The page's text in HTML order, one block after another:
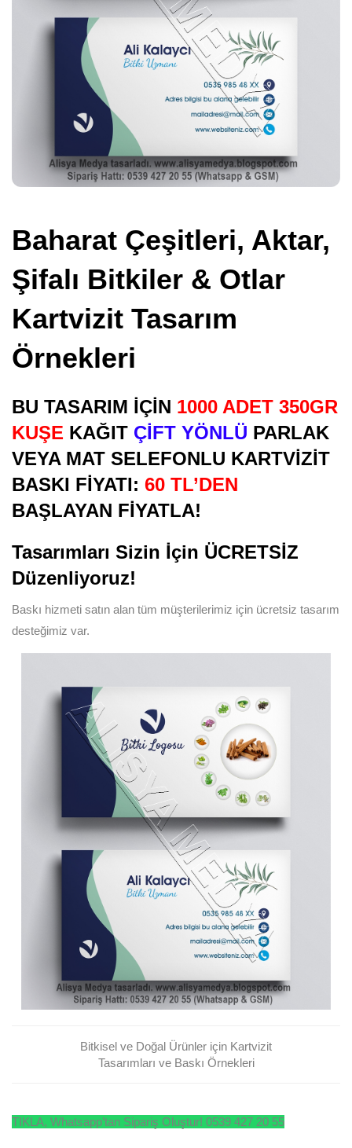
Baharat Çeşitleri, Aktar,
Şifalı Bitkiler & Otlar
Kartvizit Tasarım
Örnekleri
BU TASARIM İÇİN 1000 ADET 350GR
KUŞE KAĞIT ÇİFT YÖNLÜ PARLAK
VEYA MAT SELEFONLU KARTVİZİT
BASKI FİYATI: 60 TL’DEN
BAŞLAYAN FİYATLA!
Tasarımları Sizin İçin ÜCRETSİZ
Düzenliyoruz!
Baskı hizmeti satın alan tüm müşterilerimiz için ücretsiz tasarım
desteğimiz var.
Bitkisel ve Doğal Ürünler için Kartvizit
Tasarımları ve Baskı Örnekleri
TIKLA, Whatsapp’tan Sipariş Oluştur! 0539 427 20 55